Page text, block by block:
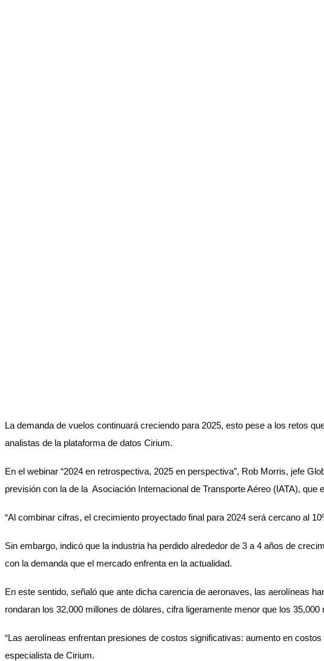
La demanda de vuelos continuará creciendo para 2025, esto pese a los retos
analistas de la plataforma de datos Cirium.
En el webinar “2024 en retrospectiva, 2025 en perspectiva”, Rob Morris, jefe
previsión con la de la Asociación Internacional de Transporte Aéreo (IATA), que
“Al combinar cifras, el crecimiento proyectado final para 2024 será cercano al
Sin embargo, indicó que la industria ha perdido alrededor de 3 a 4 años de
con la demanda que el mercado enfrenta en la actualidad.
En este sentido, señaló que ante dicha carencia de aeronaves, las aerolíneas
rondaran los 32,000 millones de dólares, cifra ligeramente menor que los 35,000
“Las aerolíneas enfrentan presiones de costos significativas: aumento en
especialista de Cirium.